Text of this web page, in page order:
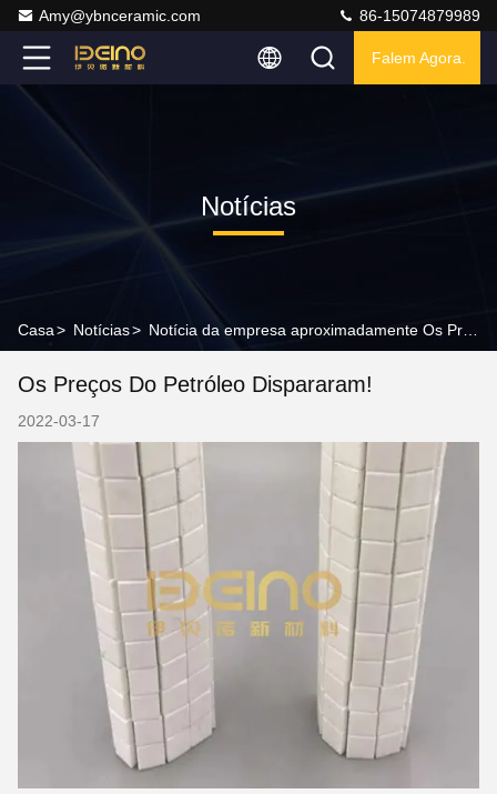
Amy@ybnceramic.com 86-15074879989
Falem Agora.
Notícias
Casa> Notícias>
Os Preços Do Petróleo Dispararam!
2022-03-17